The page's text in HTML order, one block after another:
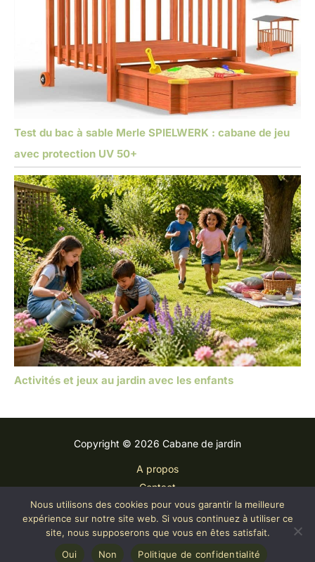
Test du bac à sable Merle SPIELWERK : cabane de jeu
avec protection UV 50+
Activités et jeux au jardin avec les enfants
Copyright © 2026 Cabane de jardin
A propos
Contact
Plan du site
Mentions légales
Politique de confidentialité
Nous utilisons des cookies pour vous garantir la meilleure
expérience sur notre site web. Si vous continuez à utiliser ce
site, nous supposerons que vous en êtes satisfait.
Oui
Non Politique de confidentialité